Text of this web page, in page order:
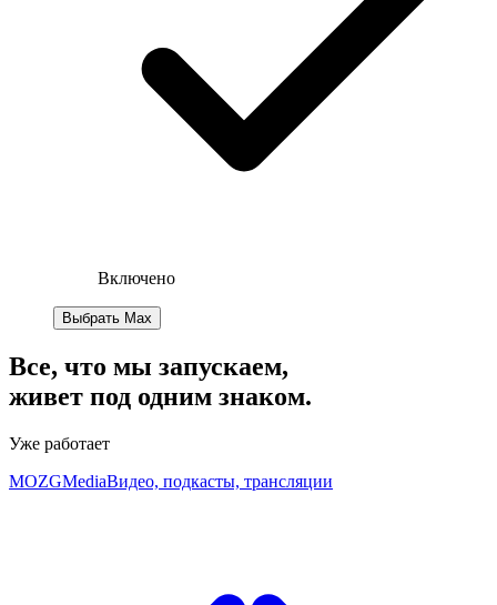
Включено
Выбрать Max
Все, что мы запускаем,
живет под одним знаком.
Уже работает
MOZGMediaВидео, подкасты, трансляции